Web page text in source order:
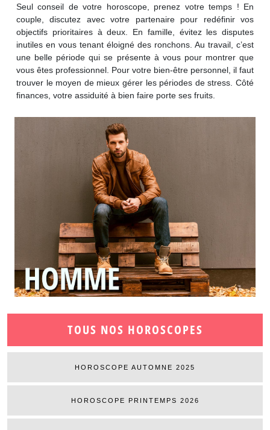
TOUS NOS HOROSCOPES
HOROSCOPE AUTOMNE 2025
HOROSCOPE PRINTEMPS 2026
Seul conseil de votre horoscope, prenez votre temps ! En
couple, discutez avec votre partenaire pour redéfinir vos
objectifs prioritaires à deux. En famille, évitez les disputes
inutiles en vous tenant éloigné des ronchons. Au travail, c’est
une belle période qui se présente à vous pour montrer que
vous êtes professionnel. Pour votre bien-être personnel, il faut
trouver le moyen de mieux gérer les périodes de stress. Côté
finances, votre assiduité à bien faire porte ses fruits.